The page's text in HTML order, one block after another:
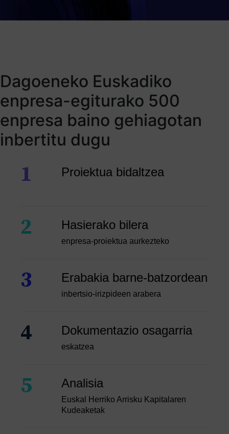
Dagoeneko Euskadiko
enpresa-egiturako 500
enpresa baino gehiagotan
inbertitu dugu
1 Proiektua bidaltzea
2 Hasierako bilera
enpresa-proiektua aurkezteko
3 Erabakia barne-batzordean
inbertsio-irizpideen arabera
4 Dokumentazio osagarria
eskatzea
5 Analisia
Euskal Herriko Arrisku Kapitalaren
Kudeaketak